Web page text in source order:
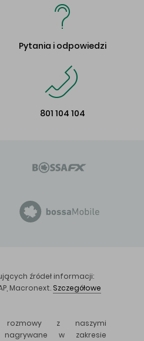
Pytania i odpowiedzi
801 104 104
źródeł informacji:
Macronext. Szczegółowe
rozmowy z naszymi
w zakresie